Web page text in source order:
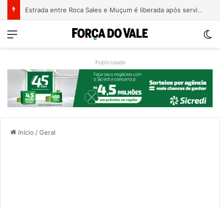
Estrada entre Roca Sales e Muçum é liberada após serviços de manutenção
Menu
Publicidade
Início /Geral